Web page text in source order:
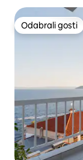
Odabrali gosti
Odabrali gosti